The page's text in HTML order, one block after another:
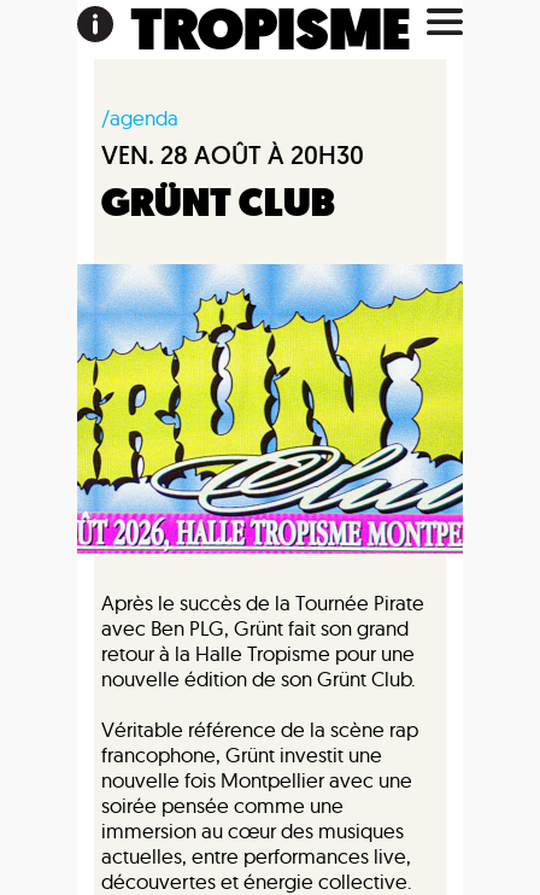
TROPISME
/agenda
VEN. 28 AOÛT À 20H30
GRÜNT CLUB
Après le succès de la Tournée Pirate
avec Ben PLG, Grünt fait son grand
retour à la Halle Tropisme pour une
nouvelle édition de son Grünt Club.
Véritable référence de la scène rap
francophone, Grünt investit une
nouvelle fois Montpellier avec une
soirée pensée comme une
immersion au cœur des musiques
actuelles, entre performances live,
découvertes et énergie collective.